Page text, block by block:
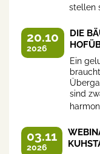
stellen
20.10
2026
DIE
Ein
sind
03.11
2026